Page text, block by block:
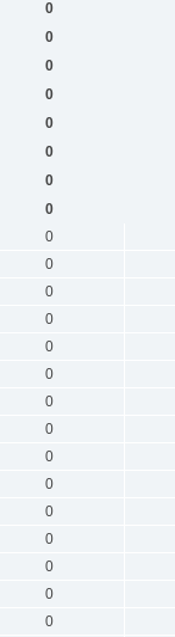
0
0
0
0
0
0
0
0
0
0
0
0
0
0
0
0
0
0
0
0
0
0
0